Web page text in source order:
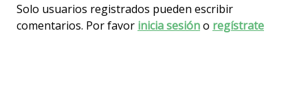
Solo usuarios registrados pueden escribir
comentarios. Por favor inicia sesióno regístrate